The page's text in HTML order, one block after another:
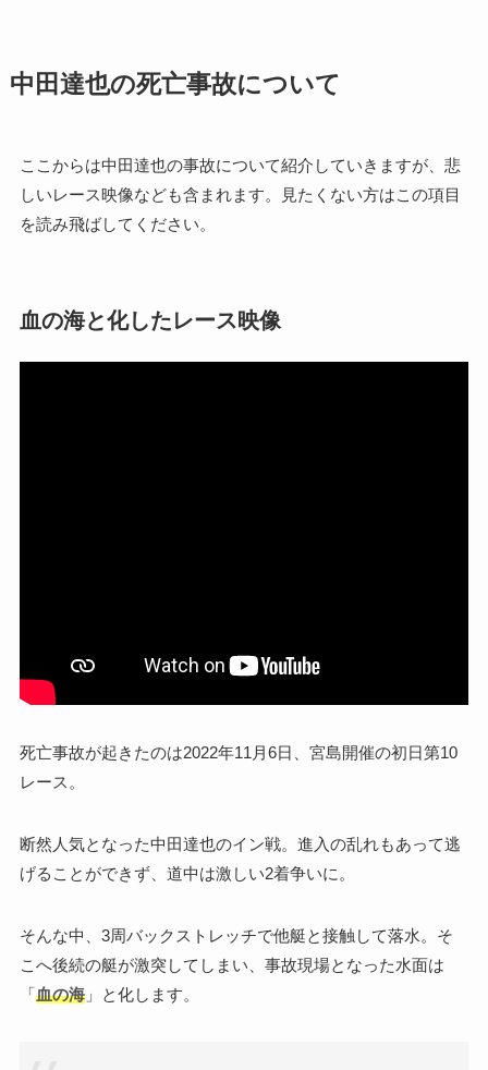
中田達也の死亡事故について
ここからは中田達也の事故について紹介していきますが、悲
しいレース映像なども含まれます。見たくない方はこの項目
を読み飛ばしてください。
血の海と化したレース映像
死亡事故が起きたのは2022年11月6日、宮島開催の初日第10
レース。
断然人気となった中田達也のイン戦。進入の乱れもあって逃
げることができず、道中は激しい2着争いに。
そんな中、3周バックストレッチで他艇と接触して落水。そ
こへ後続の艇が激突してしまい、事故現場となった水面は
「血の海」と化します。